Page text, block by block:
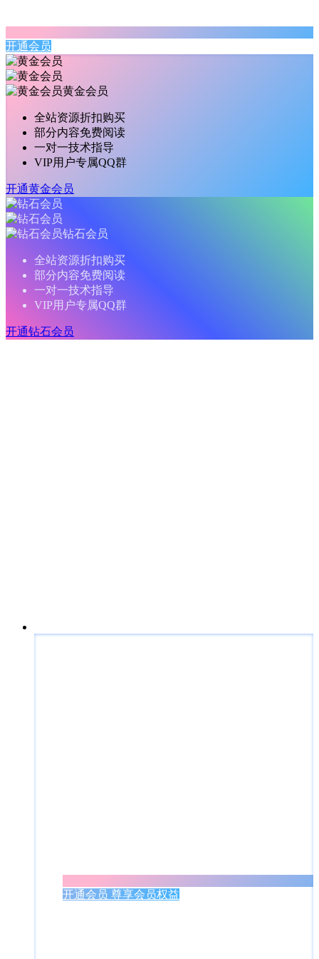
开通会员
黄金会员
全站资源折扣购买
部分内容免费阅读
一对一技术指导
VIP用户专属QQ群
开通黄金会员
钻石会员
全站资源折扣购买
部分内容免费阅读
一对一技术指导
VIP用户专属QQ群
开通钻石会员
开通会员 尊享会员权益